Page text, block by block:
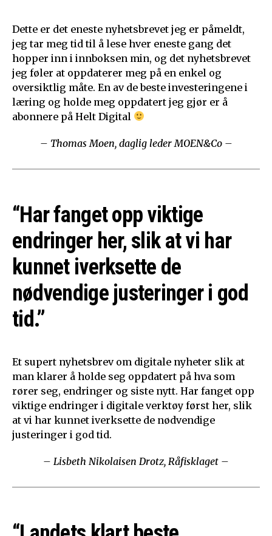
Dette er det eneste nyhetsbrevet jeg er påmeldt,
jeg tar meg tid til å lese hver eneste gang det
hopper inn i innboksen min, og det nyhetsbrevet
jeg føler at oppdaterer meg på en enkel og
oversiktlig måte. En av de beste investeringene i
læring og holde meg oppdatert jeg gjør er å
abonnere på Helt Digital
– Thomas Moen, daglig leder MOEN&Co –
“Har fanget opp viktige
endringer her, slik at vi har
kunnet iverksette de
nødvendige justeringer i god
tid.”
Et supert nyhetsbrev om digitale nyheter slik at
man klarer å holde seg oppdatert på hva som
rører seg, endringer og siste nytt. Har fanget opp
viktige endringer i digitale verktøy først her, slik
at vi har kunnet iverksette de nødvendige
justeringer i god tid.
– Lisbeth Nikolaisen Drotz, Råfisklaget –